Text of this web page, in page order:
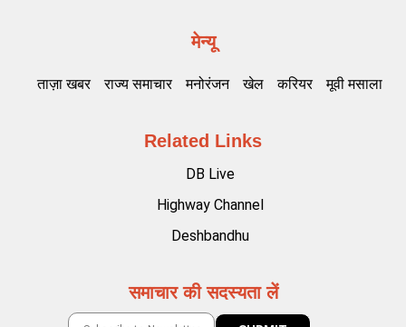
मेन्यू
ताज़ा खबर राज्य समाचार मनोरंजन खेल करियर मूवी मसाला
Related Links
DB Live
Highway Channel
Deshbandhu
समाचार की सदस्यता लें